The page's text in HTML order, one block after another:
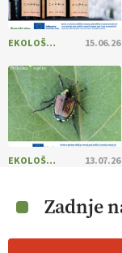
EKOLOŠKO LOGIČNO
EKOLOŠKO LOGIČNO
Zadnje